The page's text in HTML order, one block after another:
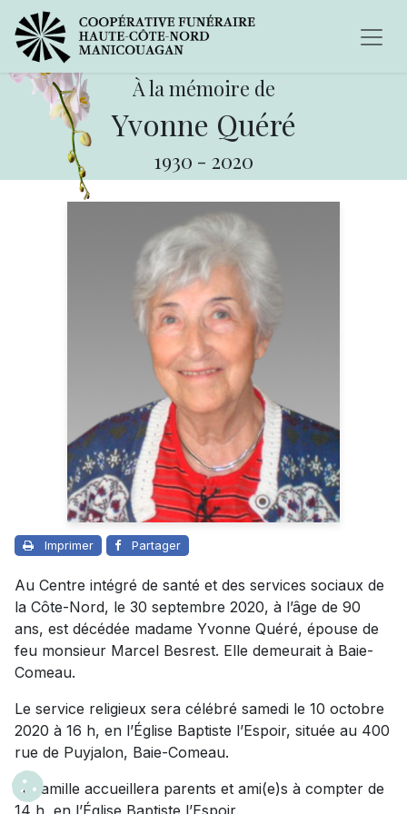
À la mémoire de
Yvonne Quéré
1930 - 2020
Imprimer Partager
Au Centre intégré de santé et des services sociaux de
la Côte-Nord, le 30 septembre 2020, à l’âge de 90
ans, est décédée madame Yvonne Quéré, épouse de
feu monsieur Marcel Besrest. Elle demeurait à Baie-
Comeau.
Le service religieux sera célébré samedi le 10 octobre
2020 à 16 h, en l’Église Baptiste l’Espoir, située au 400
rue de Puyjalon, Baie-Comeau.
La famille accueillera parents et ami(e)s à compter de
14 h, en l’Église Baptiste l’Espoir.